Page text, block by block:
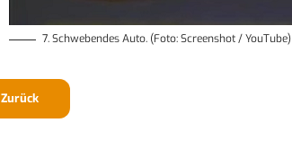
7. Schwebendes Auto. (Foto: Screenshot / YouTube)
Zurück